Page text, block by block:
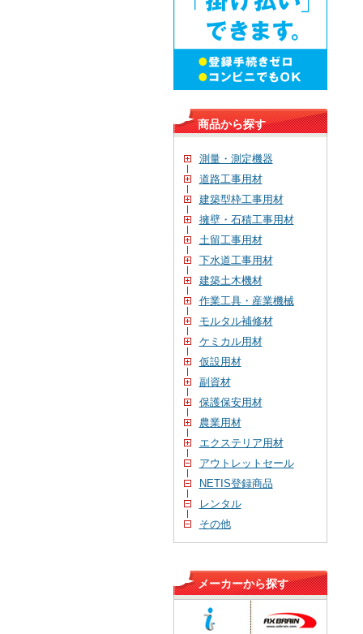
商品から探す
測量・測定機器
道路工事用材
建築型枠工事用材
擁壁・石積工事用材
土留工事用材
下水道工事用材
建築土木機材
作業工具・産業機械
モルタル補修材
ケミカル用材
仮設用材
副資材
保護保安用材
農業用材
エクステリア用材
アウトレットセール
NETIS登録商品
レンタル
その他
メーカーから探す